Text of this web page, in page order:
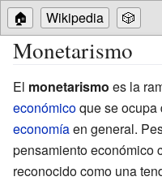
🏠 Wikipedia 🎲
Monetarismo
El monetarismo es la
económicoque se ocupa
economíaen general.
pensamiento económico
reconocido como una